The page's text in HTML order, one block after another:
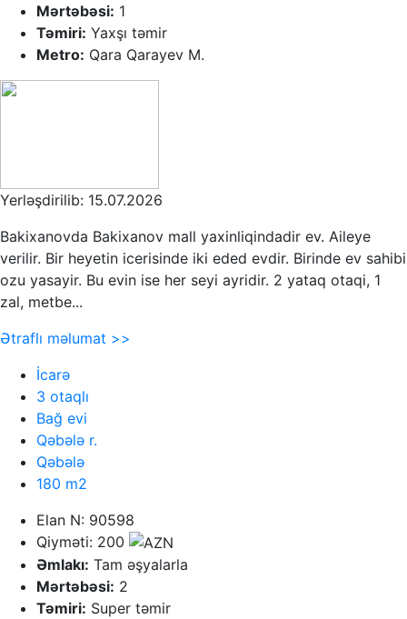
Mərtəbəsi: 1
Təmiri: Yaxşı təmir
Metro: Qara Qarayev M.
Yerləşdirilib: 15.07.2026
Bakixanovda Bakixanov mall yaxinliqindadir ev. Aileye
verilir. Bir heyetin icerisinde iki eded evdir. Birinde ev sahibi
ozu yasayir. Bu evin ise her seyi ayridir. 2 yataq otaqi, 1
zal, metbe...
Ətraflı məlumat >>
İcarə
3 otaqlı
Bağ evi
Qəbələ r.
Qəbələ
180 m2
Elan N: 90598
Qiyməti: 200
Əmlakı: Tam əşyalarla
Mərtəbəsi: 2
Təmiri: Super təmir